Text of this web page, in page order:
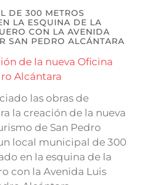
DE 300 METROS
LA ESQUINA DE LA
CON LA AVENIDA
SAN PEDRO ALCÁNTARA
las obras de
la creación de la nueva
de San Pedro
local municipal de 300
en la esquina de la
con la Avenida Luis